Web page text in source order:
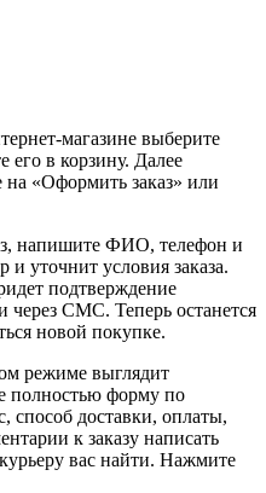
магазине выберите
его в корзину. Далее
«Оформить заказ» или
напишите ФИО, телефон и
уточнит условия заказа.
подтверждение
через СМС. Теперь останется
новой покупке.
режиме выглядит
полностью форму по
способ доставки, оплаты,
к заказу написать
вас найти. Нажмите